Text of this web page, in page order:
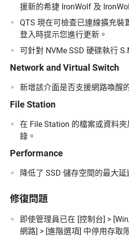
援新的希捷 IronWolf 及
QTS 現在可檢查已連線擴充裝
登入時提示您進行更新。
可針對 NVMe SSD 硬碟執行
Network and Virtual Switch
新增該介面是否支援網路喚醒
File Station
在 File Station 的檔案或資料
錄。
Performance
降低了 SSD 儲存空間的最大
修復問題
即使管理員已在 [控制台] >
網路] > [進階選項] 中停用存取